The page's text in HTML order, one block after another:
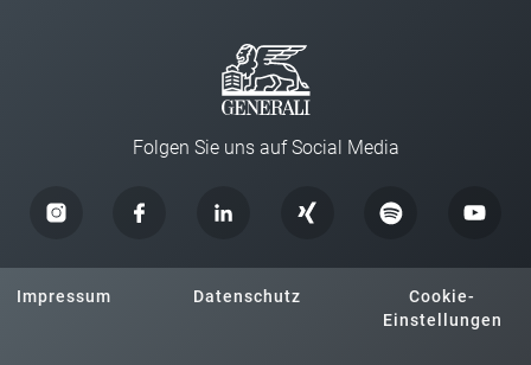
Folgen Sie uns auf Social Media
Impressum Datenschutz
Cookie-
Einstellungen